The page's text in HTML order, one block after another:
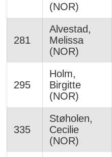
(NOR)
281
Alvestad,
Melissa
(NOR)
295
Holm,
Birgitte
(NOR)
335
Støholen,
Cecilie
(NOR)